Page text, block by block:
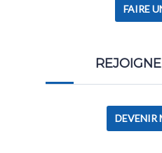
FAIRE
DEVENIR